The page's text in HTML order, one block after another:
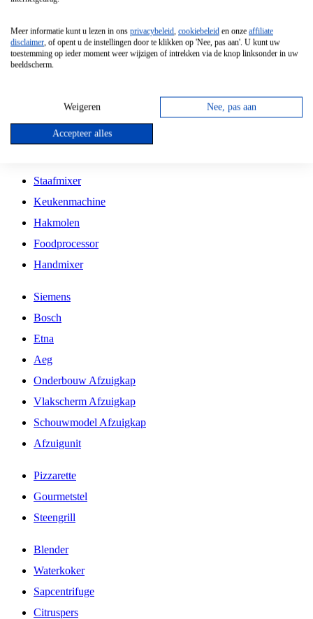
Vrijstaande Magnetron
Vrijstaande Kookplaat
Inbouw Gaskookplaat
Inbouw Keramische Kookplaat
Kookplaat Accessoires
Staafmixer
Keukenmachine
Hakmolen
Foodprocessor
Handmixer
Siemens
Bosch
Etna
Aeg
Onderbouw Afzuigkap
Vlakscherm Afzuigkap
Schouwmodel Afzuigkap
Afzuigunit
Pizzarette
Gourmetstel
Steengrill
Blender
Waterkoker
Sapcentrifuge
Citruspers
Meer informatie kunt u lezen in ons privacybeleid, cookiebeleid en onze affiliate
disclaimer, of opent u de instellingen door te klikken op 'Nee, pas aan'. U kunt uw
toestemming op ieder moment weer wijzigen of intrekken via de knop linksonder in uw
beeldscherm.
Weigeren Nee, pas aan
Accepteer alles